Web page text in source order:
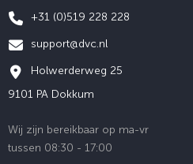
+31 (0)519 228 228
support@dvc.nl
Holwerderweg 25
9101 PA Dokkum
Wij zijn bereikbaar op ma-vr
tussen 08:30 - 17:00